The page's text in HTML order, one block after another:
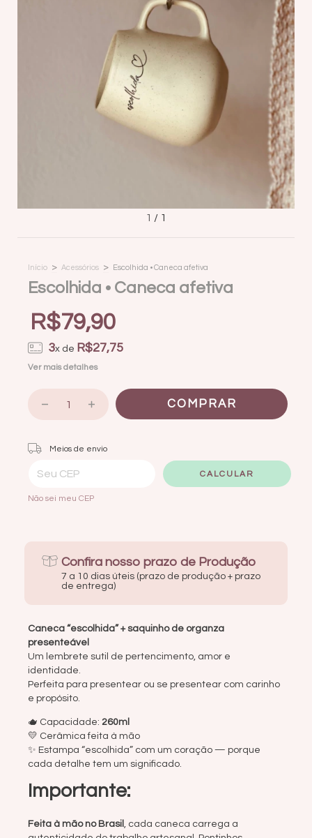
1 / 1
Início > Acessórios > Escolhida • Caneca afetiva
Escolhida • Caneca afetiva
R$79,90
3x de R$27,75
Ver mais detalhes
Entregas para o CEP:
Meios de envio
CALCULAR
Não sei meu CEP
Confira nosso prazo de Produção
7 a 10 dias úteis (prazo de produção + prazo
de entrega)
Caneca “escolhida” + saquinho de organza
presenteável
Um lembrete sutil de pertencimento, amor e
identidade.
Perfeita para presentear ou se presentear com carinho
e propósito.
🫖 Capacidade: 260ml
💛 Cerâmica feita à mão
✨ Estampa “escolhida” com um coração — porque
cada detalhe tem um significado.
Importante:
Feita à mão no Brasil , cada caneca carrega a